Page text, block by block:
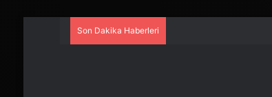
Son Dakika Haberleri